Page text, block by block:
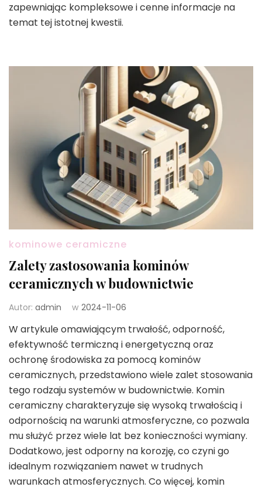
zapewniając kompleksowe i cenne informacje na
temat tej istotnej kwestii.
kominowe ceramiczne
Zalety zastosowania kominów
ceramicznych w budownictwie
Autor: admin w 2024-11-06
W artykule omawiającym trwałość, odporność,
efektywność termiczną i energetyczną oraz
ochronę środowiska za pomocą kominów
ceramicznych, przedstawiono wiele zalet stosowania
tego rodzaju systemów w budownictwie. Komin
ceramiczny charakteryzuje się wysoką trwałością i
odpornością na warunki atmosferyczne, co pozwala
mu służyć przez wiele lat bez konieczności wymiany.
Dodatkowo, jest odporny na korozję, co czyni go
idealnym rozwiązaniem nawet w trudnych
warunkach atmosferycznych. Co więcej, komin